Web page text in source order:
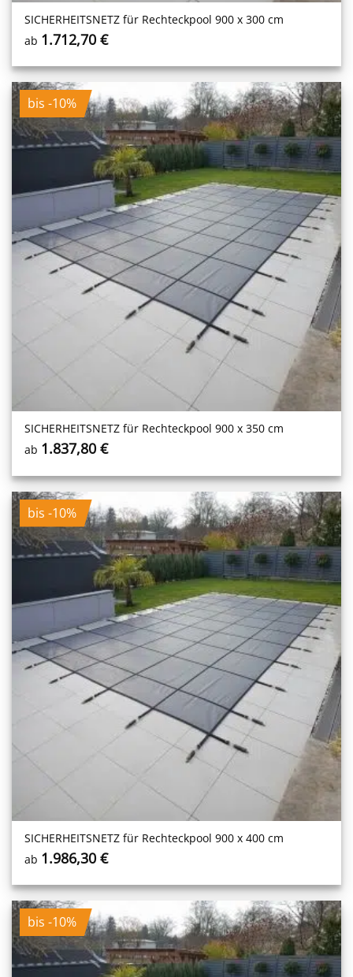
SICHERHEITS­NETZ für Rechteckpool 900 x 300 cm
ab 1.712,70€
bis -10%
SICHERHEITS­NETZ für Rechteckpool 900 x 350 cm
ab 1.837,80€
bis -10%
SICHERHEITS­NETZ für Rechteckpool 900 x 400 cm
ab 1.986,30€
bis -10%